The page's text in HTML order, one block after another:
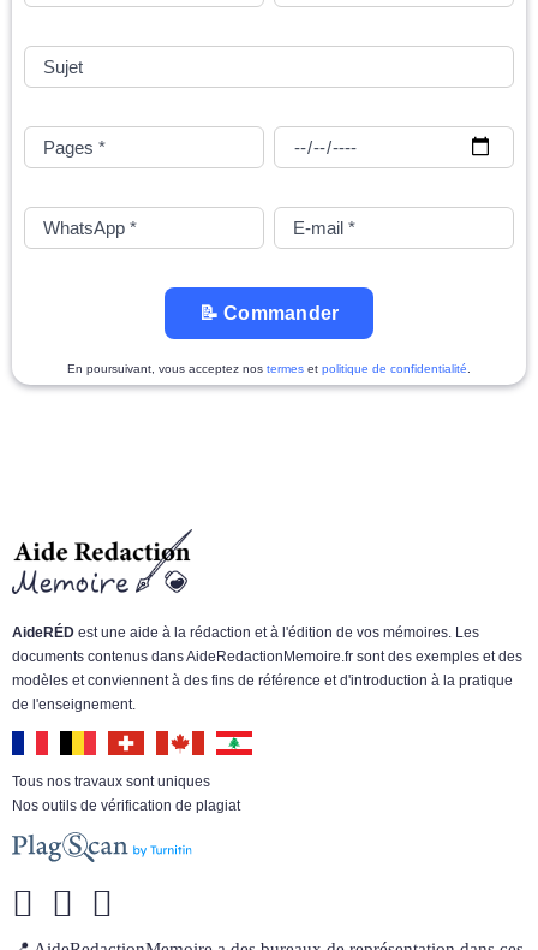
📝 Commander
En poursuivant, vous acceptez nos termes et politique de confidentialité
AideRÉD est une aide à la rédaction et à l'édition de vos mémoires. Les
documents contenus dans AideRedactionMemoire.fr sont des exemples et des
modèles et conviennent à des fins de référence et d'introduction à la pratique
de l'enseignement.
Tous nos travaux sont uniques
Nos outils de vérification de plagiat